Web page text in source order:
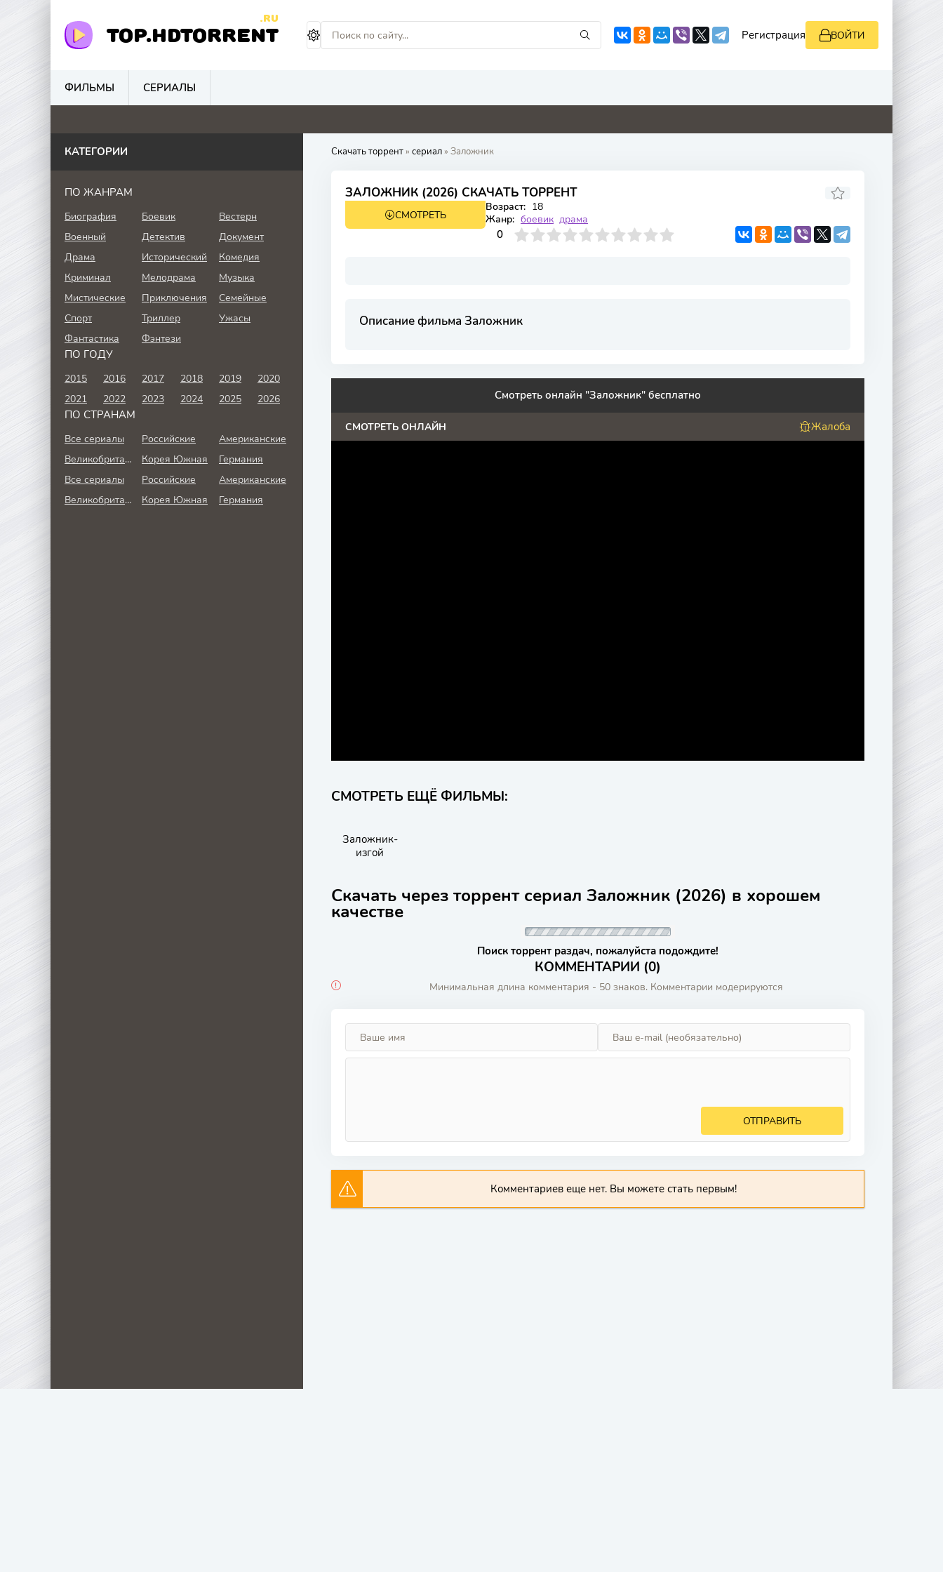
TOP.HDTORRENT
.RU
Регистрация ВОЙТИ
ФИЛЬМЫ СЕРИАЛЫ
0 0 0 0 4.6 0 0 0 0 4.8 0
Скачать торрент» сериал» Заложник
ЗАЛОЖНИК (2026) СКАЧАТЬ ТОРРЕНТ
1 сезон 6 серияСМОТРЕТЬ
Возраст: 18
Жанр: боевик драма
0
4 6 7 8 9 10
Описание фильма Заложник
Смотреть онлайн "Заложник" бесплатно
СМОТРЕТЬ ОНЛАЙН Жалоба
СМОТРЕТЬ ЕЩЁ ФИЛЬМЫ:
Заложник-
изгой
Скачать через торрент сериал Заложник (2026) в хорошем
качестве
Поиск торрент раздач, пожалуйста подождите!
КОММЕНТАРИИ (0)
Минимальная длина комментария - 50 знаков. Комментарии модерируются
ОТПРАВИТЬ
Комментариев еще нет. Вы можете стать первым!
КАТЕГОРИИ
ПО ЖАНРАМ
Биография Боевик
Вестерн
Военный
Детектив
Документ
Драма
Исторический
Комедия
Криминал
Мелодрама
Музыка
Мистические
Приключения
Семейные
Спорт
Триллер
Ужасы
Фантастика
Фэнтези
ПО ГОДУ
2015 2016 2017 2018 2019
2020
2021
2022 2023 2024 2025 2026
ПО СТРАНАМ
Все сериалы Российские
Американские
Великобритания
Корея Южная
Германия
Все сериалы
Российские
Американские
Великобритания
Корея Южная Германия